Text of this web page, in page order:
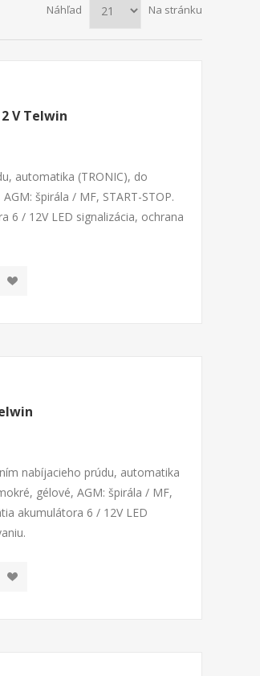
Náhľad Na stránku
V Telwin
automatika (TRONIC), do
špirála / MF, START-STOP.
6 / 12V LED signalizácia, ochrana
nabíjacieho prúdu, automatika
gélové, AGM: špirála / MF,
akumulátora 6 / 12V LED